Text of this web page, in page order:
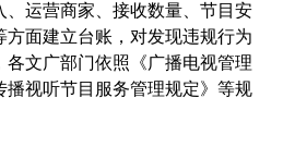
、运营商家、接收数量、节目安
方面建立台账，对发现违规行为
各文广部门依照《广播电视管理
播视听节目服务管理规定》等规